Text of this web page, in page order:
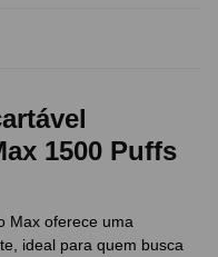
1500 Puffs
Max oferece uma
ideal para quem busca